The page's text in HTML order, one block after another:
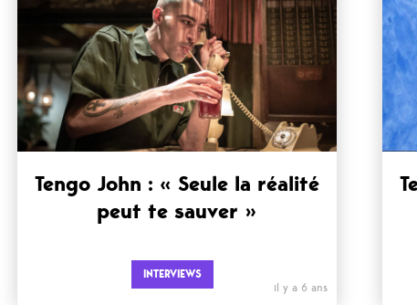
Tengo John : « Seule la réalité
peut te sauver »
INTERVIEWS
il y a 6 ans